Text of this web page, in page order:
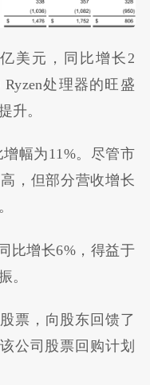
美元，同比增长2
处理器的旺盛
升。
幅为11%。尽管市
，但部分营收增长
比增长6%，得益于
。
票，向股东回馈了
公司股票回购计划